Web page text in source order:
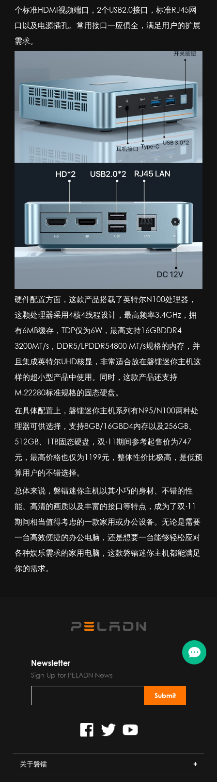
个标准HDMI视频端口，2个USB2.0接口，标准RJ45网
口以及电源插孔。常用接口一应俱全，满足用户的扩展
需求。
硬件配置方面，这款产品搭载了英特尔N100处理器，
这颗处理器采用4核4线程设计，最高频率3.4GHz，拥
有6MB缓存，TDP仅为6W，最高支持16GBDDR4
3200MT/s，DDR5/LPDDR54800 MT/s规格的内存，并
且集成英特尔UHD核显，非常适合放在磐镭迷你主机这
样的超小型产品中使用。同时，这款产品还支持
M.22280标准规格的固态硬盘。
在具体配置上，磐镭迷你主机系列有N95/N100两种处
理器可供选择，支持8GB/16GBD4内存以及256GB、
512GB、1TB固态硬盘，双·11期间参考起售价为747
元，最高价格也仅为1199元，整体性价比极高，是低预
算用户的不错选择。
总体来说， 磐镭迷你主机以其小巧的身材、不错的性
能、高清的画质以及丰富的接口等特点，成为了双·11
期间相当值得考虑的一款家用或办公设备。无论是需要
一台高效便捷的办公电脑，还是想要一台能够轻松应对
各种娱乐需求的家用电脑，这款磐镭迷你主机都能满足
你的需求。
关于磐镭
Newsletter
Sign Up for PELADN News